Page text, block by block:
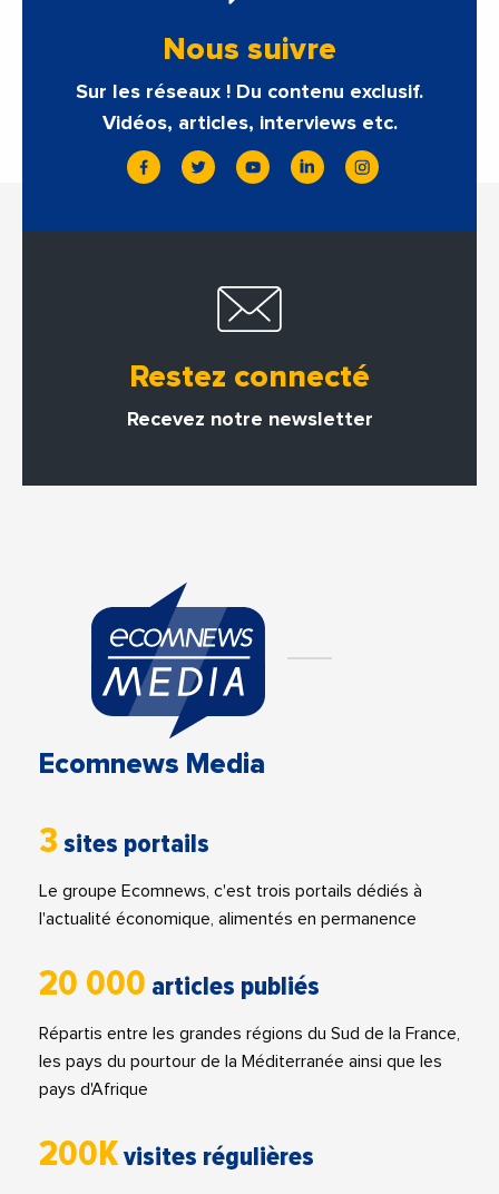
Nous suivre
Sur les réseaux ! Du contenu exclusif.
Vidéos, articles, interviews etc.
Restez connecté
Recevez notre newsletter
Ecomnews Media
3 sites portails
Le groupe Ecomnews, c'est trois portails dédiés à
l'actualité économique, alimentés en permanence
20 000 articles publiés
Répartis entre les grandes régions du Sud de la France,
les pays du pourtour de la Méditerranée ainsi que les
pays d'Afrique
200Kvisites régulières